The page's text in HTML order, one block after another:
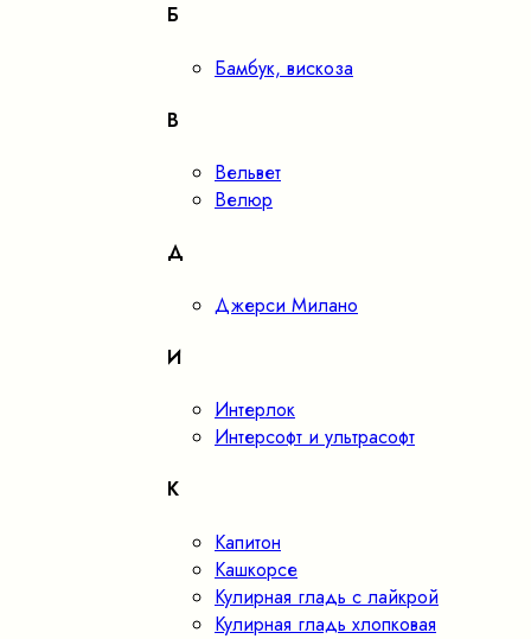
Б
Бамбук, вискоза
В
Вельвет
Велюр
Д
Джерси Милано
И
Интерлок
Интерсофт и ультрасофт
К
Капитон
Кашкорсе
Кулирная гладь с лайкрой
Кулирная гладь хлопковая